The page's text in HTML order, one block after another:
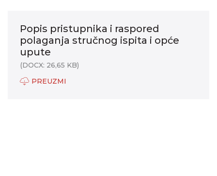
Popis pristupnika i raspored
polaganja stručnog ispita i opće
upute
(DOCX: 26,65 KB)
PREUZMI